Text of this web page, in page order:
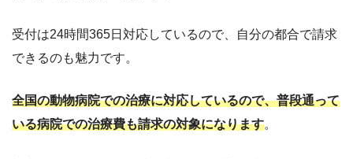
受付は24時間365日対応しているので、自分の都合で請求
できるのも魅力です。
全国の動物病院での治療に対応しているので、普段通って
いる病院での治療費も請求の対象になります。